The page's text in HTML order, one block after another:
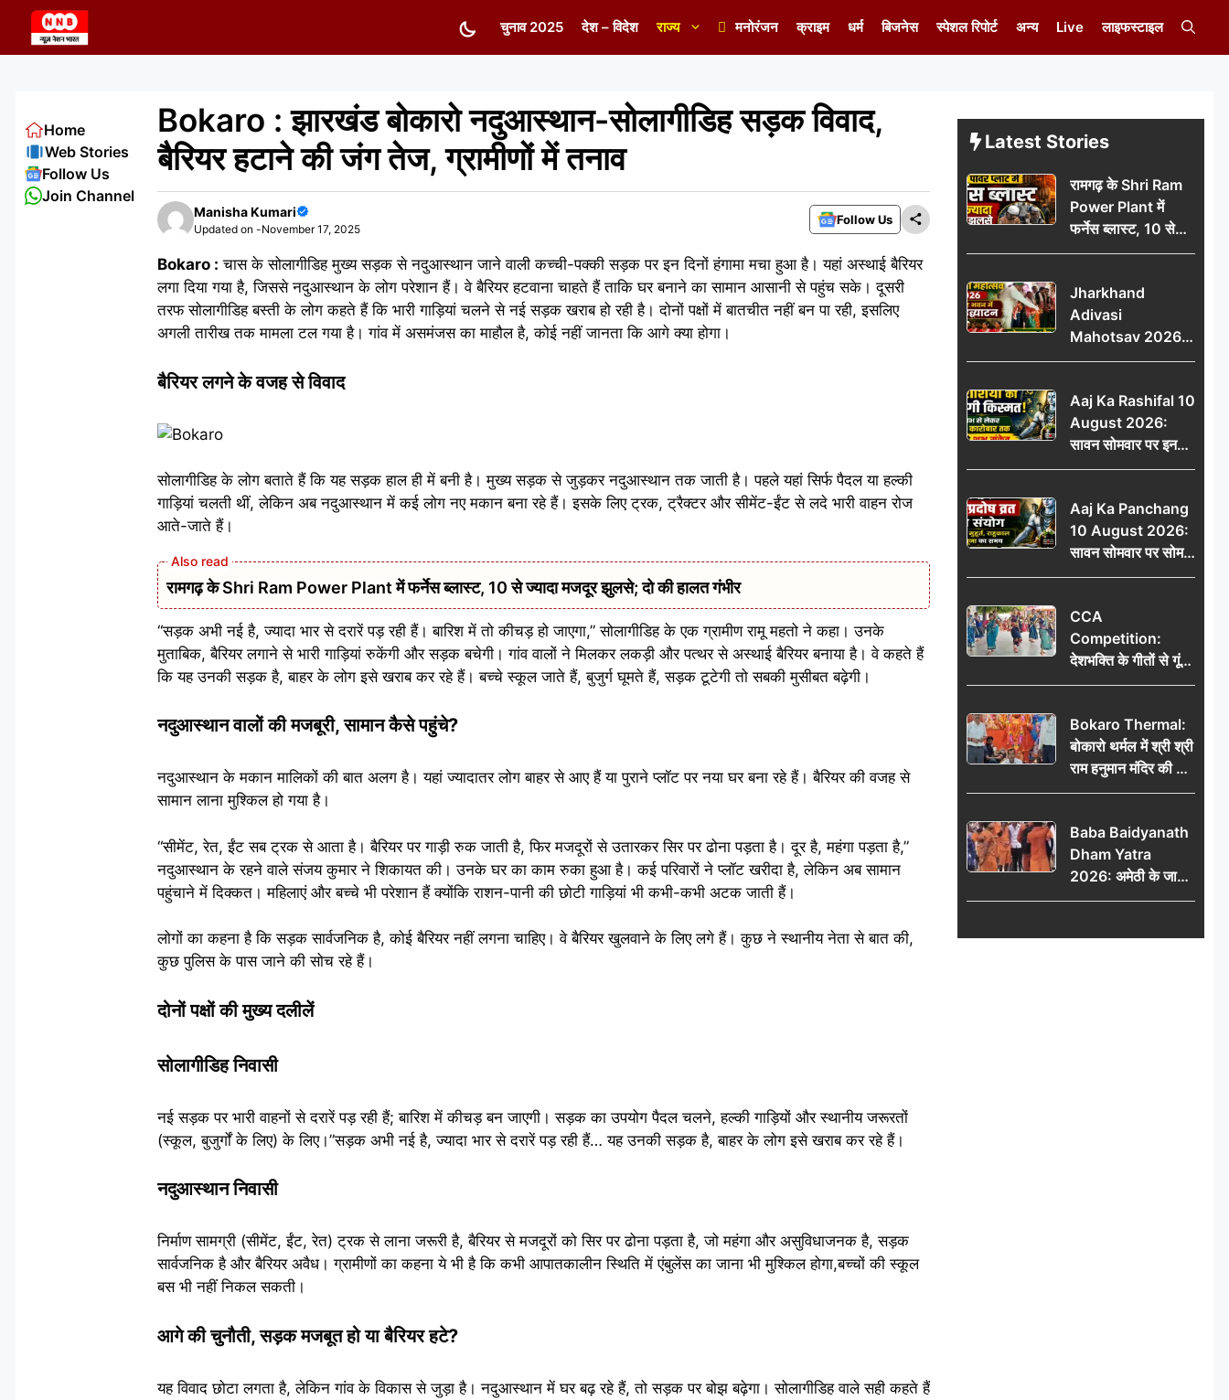
content
चुनाव 2025 देश – विदेश राज्य मनोरंजन क्राइम धर्म बिजनेस स्पेशल रिपोर्ट अन्य Live लाइफस्टाइल
Bokaro : झारखंड बोकारो नदुआस्थान-सोलागीडिह सड़क विवाद,
बैरियर हटाने की जंग तेज, ग्रामीणों में तनाव
Manisha Kumari
Updated on -November 17, 2025
Follow Us
Bokaro : चास के सोलागीडिह मुख्य सड़क से नदुआस्थान जाने वाली कच्ची-पक्की सड़क पर इन दिनों हंगामा मचा हुआ है। यहां अस्थाई बैरियर
लगा दिया गया है, जिससे नदुआस्थान के लोग परेशान हैं। वे बैरियर हटवाना चाहते हैं ताकि घर बनाने का सामान आसानी से पहुंच सके। दूसरी
तरफ सोलागीडिह बस्ती के लोग कहते हैं कि भारी गाड़ियां चलने से नई सड़क खराब हो रही है। दोनों पक्षों में बातचीत नहीं बन पा रही, इसलिए
अगली तारीख तक मामला टल गया है। गांव में असमंजस का माहौल है, कोई नहीं जानता कि आगे क्या होगा।
बैरियर लगने के वजह से विवाद
सोलागीडिह के लोग बताते हैं कि यह सड़क हाल ही में बनी है। मुख्य सड़क से जुड़कर नदुआस्थान तक जाती है। पहले यहां सिर्फ पैदल या हल्की
गाड़ियां चलती थीं, लेकिन अब नदुआस्थान में कई लोग नए मकान बना रहे हैं। इसके लिए ट्रक, ट्रैक्टर और सीमेंट-ईंट से लदे भारी वाहन रोज
आते-जाते हैं।
रामगढ़ के Shri Ram Power Plant में फर्नेस ब्लास्ट, 10 से ज्यादा मजदूर झुलसे; दो की हालत गंभीर
“सड़क अभी नई है, ज्यादा भार से दरारें पड़ रही हैं। बारिश में तो कीचड़ हो जाएगा,” सोलागीडिह के एक ग्रामीण रामू महतो ने कहा। उनके
मुताबिक, बैरियर लगाने से भारी गाड़ियां रुकेंगी और सड़क बचेगी। गांव वालों ने मिलकर लकड़ी और पत्थर से अस्थाई बैरियर बनाया है। वे कहते हैं
कि यह उनकी सड़क है, बाहर के लोग इसे खराब कर रहे हैं। बच्चे स्कूल जाते हैं, बुजुर्ग घूमते हैं, सड़क टूटेगी तो सबकी मुसीबत बढ़ेगी।
नदुआस्थान वालों की मजबूरी, सामान कैसे पहुंचे?
नदुआस्थान के मकान मालिकों की बात अलग है। यहां ज्यादातर लोग बाहर से आए हैं या पुराने प्लॉट पर नया घर बना रहे हैं। बैरियर की वजह से
सामान लाना मुश्किल हो गया है।
“सीमेंट, रेत, ईंट सब ट्रक से आता है। बैरियर पर गाड़ी रुक जाती है, फिर मजदूरों से उतारकर सिर पर ढोना पड़ता है। दूर है, महंगा पड़ता है,”
नदुआस्थान के रहने वाले संजय कुमार ने शिकायत की। उनके घर का काम रुका हुआ है। कई परिवारों ने प्लॉट खरीदा है, लेकिन अब सामान
पहुंचाने में दिक्कत। महिलाएं और बच्चे भी परेशान हैं क्योंकि राशन-पानी की छोटी गाड़ियां भी कभी-कभी अटक जाती हैं।
लोगों का कहना है कि सड़क सार्वजनिक है, कोई बैरियर नहीं लगना चाहिए। वे बैरियर खुलवाने के लिए लगे हैं। कुछ ने स्थानीय नेता से बात की,
कुछ पुलिस के पास जाने की सोच रहे हैं।
दोनों पक्षों की मुख्य दलीलें
सोलागीडिह निवासी
नई सड़क पर भारी वाहनों से दरारें पड़ रही हैं; बारिश में कीचड़ बन जाएगी। सड़क का उपयोग पैदल चलने, हल्की गाड़ियों और स्थानीय जरूरतों
(स्कूल, बुजुर्गों के लिए) के लिए।”सड़क अभी नई है, ज्यादा भार से दरारें पड़ रही हैं… यह उनकी सड़क है, बाहर के लोग इसे खराब कर रहे हैं।
नदुआस्थान निवासी
निर्माण सामग्री (सीमेंट, ईंट, रेत) ट्रक से लाना जरूरी है, बैरियर से मजदूरों को सिर पर ढोना पड़ता है, जो महंगा और असुविधाजनक है, सड़क
सार्वजनिक है और बैरियर अवैध। ग्रामीणों का कहना ये भी है कि कभी आपातकालीन स्थिति में एंबुलेंस का जाना भी मुश्किल होगा,बच्चों की स्कूल
बस भी नहीं निकल सकती।
आगे की चुनौती, सड़क मजबूत हो या बैरियर हटे?
यह विवाद छोटा लगता है, लेकिन गांव के विकास से जुड़ा है। नदुआस्थान में घर बढ़ रहे हैं, तो सड़क पर बोझ बढ़ेगा। सोलागीडिह वाले सही कहते हैं
Home
Web Stories
Follow Us
Join Channel
Latest Stories
रामगढ़ के Shri Ram
Power Plant में
फर्नेस ब्लास्ट, 10 से
ज्यादा मजदूर झुलसे; दो
Jharkhand
Adivasi
Mahotsav 2026
का नगर भवन में भव्य
पारंपरिक प्रस्तुतियों ने
मोहा मन
Aaj Ka Rashifal 10
August 2026:
सावन सोमवार पर इन
राशियों की चमकेगी
लेकर नौकरी-कारोबार
तक मिलेंगे शुभ संकेत
Aaj Ka Panchang
10 August 2026:
सावन सोमवार पर सोम
प्रदोष व्रत का संयोग,
और पूजा का समय
CCA
Competition:
देशभक्ति के गीतों से गूंजा
डीएवी कथारा, लोक
बांधा समां
Bokaro Thermal:
बोकारो थर्मल में श्री श्री
राम हनुमान मंदिर की नई
कमेटी गठित, बाबूलाल
Baba Baidyanath
Dham Yatra
2026: अमेठी के जायस
से बाबा बैद्यनाथ धाम के
का दूसरा जत्था